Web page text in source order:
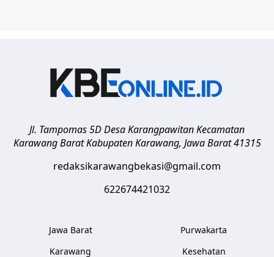
Jl. Tampomas 5D Desa Karangpawitan Kecamatan
Karawang Barat Kabupaten Karawang, Jawa Barat 41315
redaksikarawangbekasi@gmail.com
622674421032
Jawa Barat
Karawang
Purwakarta
Kesehatan